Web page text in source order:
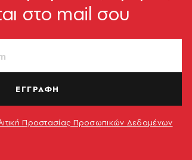
τις
μετά τις
Έπσταϊν
του ανέρχεται σε
στο mail σου
ΕΓΓΡΑΦΗ
Προστασίας Προσωπικών Δεδομένων